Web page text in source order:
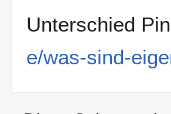
Unterschied
e/was-sind-